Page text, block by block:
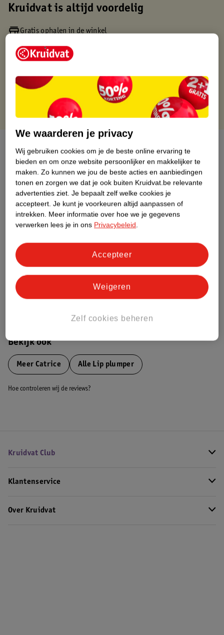
Kruidvat is altijd voordelig
Gratis ophalen in de winkel
Gratis thuisbezorgd vanaf 50.00
Gratis punten met je Kruidvat kaart
Over dit product
Productinformatie
Etiketinformatie
Nature Impact Score
Dit product heeft (nog) geen Nature
Impact Score.
Bekijk ook
Meer Catrice Alle Lip plumper
Hoe controleren wij de reviews?
Kruidvat Club
Klantenservice
Over Kruidvat
We waarderen je privacy
Wij gebruiken cookies om je de beste online ervaring te
bieden en om onze website persoonlijker en makkelijker te
maken. Zo kunnen we jou de beste acties en aanbiedingen
tonen en zorgen we dat je ook buiten Kruidvat.be relevante
advertenties ziet. Je bepaalt zelf welke cookies je
accepteert. Je kunt je voorkeuren altijd aanpassen of
intrekken. Meer informatie over hoe we je gegevens
verwerken lees je in ons Privacybeleid.
Zelf cookies beheren
Weigeren
Accepteer